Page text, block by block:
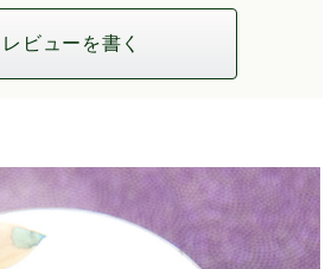
レビューを書く